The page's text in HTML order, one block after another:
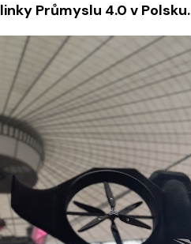
linky Průmyslu 4.0 v Polsku.